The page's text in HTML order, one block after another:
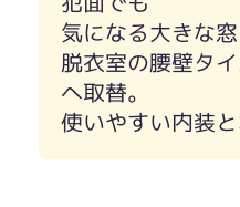
気になる大きな
脱衣室の腰壁タ
へ取替。
使いやすい内装と